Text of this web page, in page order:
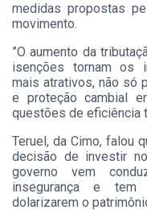
medidas propostas
movimento.
”O aumento da
isenções tornam os
mais atrativos, não só
e proteção cambial
questões de eficiência
Teruel, da Cimo, falou
decisão de investir
governo vem
insegurança e
dolarizarem o